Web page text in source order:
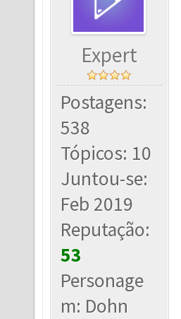
Expert
Postagens:
538
Tópicos: 10
Juntou-se:
Feb 2019
Reputação:
53
Personage
m: Dohn